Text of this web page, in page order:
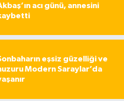
acı günü, annesini
eşsiz güzelliği ve
Modern Saraylar’da